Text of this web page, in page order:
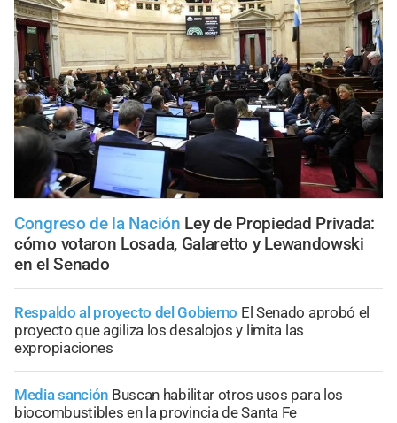
Congreso de la Nación Ley de Propiedad Privada:
cómo votaron Losada, Galaretto y Lewandowski
en el Senado
Respaldo al proyecto del Gobierno El Senado aprobó el
proyecto que agiliza los desalojos y limita las
expropiaciones
Media sanción Buscan habilitar otros usos para los
biocombustibles en la provincia de Santa Fe